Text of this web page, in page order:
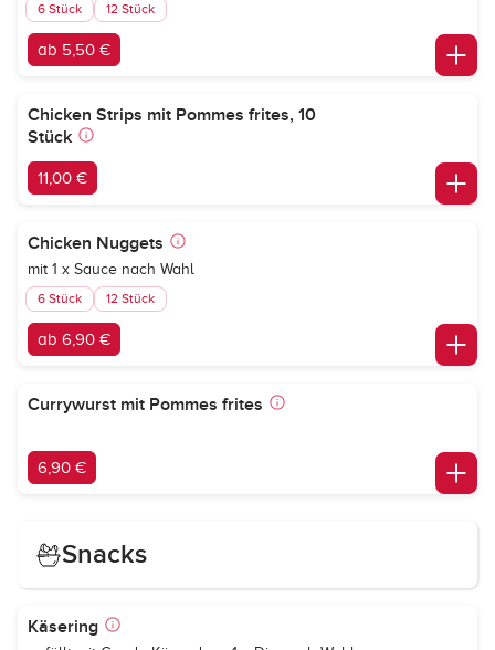
6 Stück 12 Stück
ab 5,50 €
Chicken Strips mit Pommes frites, 10
Stück
11,00 €
Chicken Nuggets
mit 1 x Sauce nach Wahl
6 Stück 12 Stück
ab 6,90 €
Currywurst mit Pommes frites
6,90 €
Snacks
Käsering